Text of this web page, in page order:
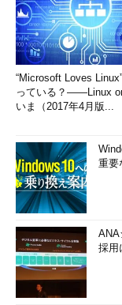
“Microsoft Loves
っている？――Linux
いま（2017年4月版...
重要
ANA
採用